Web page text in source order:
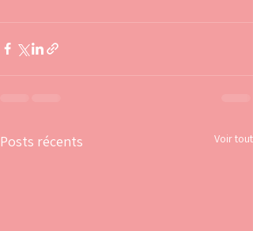
Posts récents Voir tout